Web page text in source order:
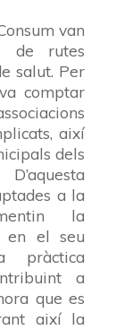
van
de rutes
salut. Per
comptar
així
dels
a la
la
en el seu
pràctica
a
que es
així la